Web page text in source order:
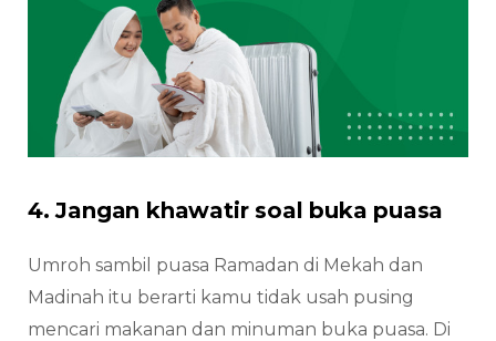
4. Jangan khawatir soal buka puasa
Umroh sambil puasa Ramadan di Mekah dan
Madinah itu berarti kamu tidak usah pusing
mencari makanan dan minuman buka puasa. Di